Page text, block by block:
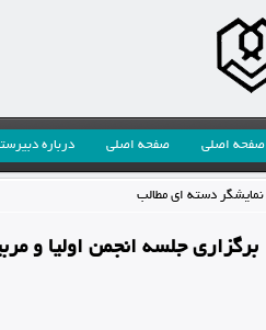
صفحه اصلی صفحه اصلی درباره
نمایشگر دسته ای مطالب
برگزاری جلسه انجمن اولیا و